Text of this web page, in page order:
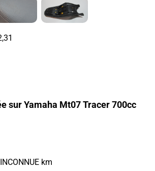
sur Yamaha Mt07 Tracer 700cc
INCONNUE km